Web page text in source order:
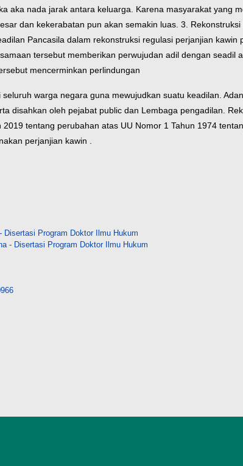
aka nada jarak antara keluarga. Karena masyarakat yang
dan kekerabatan pun akan semakin luas. 3.
Pancasila dalam rekonstruksi regulasi perjanjian
tersebut memberikan perwujudan adil dengan seadil
mencerminkan perlindungan
warga negara guna mewujudkan suatu keadilan.
disahkan oleh pejabat public dan Lembaga pengadilan.
2019 tentang perubahan atas UU Nomor 1 Tahun 1974
perjanjian kawin .
Disertasi Program Doktor Ilmu Hukum
- Disertasi Program Doktor Ilmu Hukum